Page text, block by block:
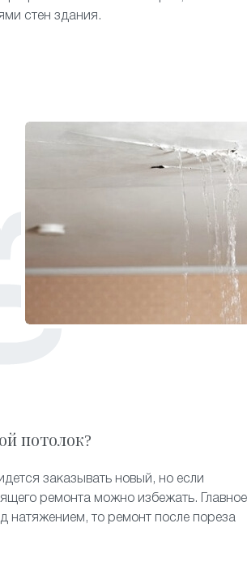
стен здания.
потолок?
заказывать новый, но если
ремонта можно избежать. Главное
натяжением, то ремонт после пореза